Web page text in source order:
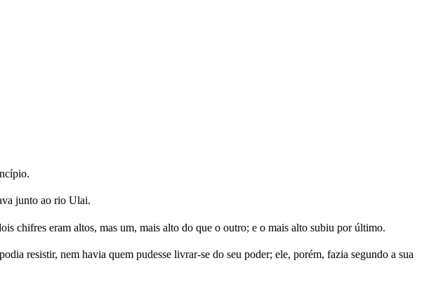
junto ao rio Ulai.
chifres eram altos, mas um, mais alto do que o outro; e o mais alto subiu por último.
resistir, nem havia quem pudesse livrar-se do seu poder; ele, porém, fazia segundo a sua